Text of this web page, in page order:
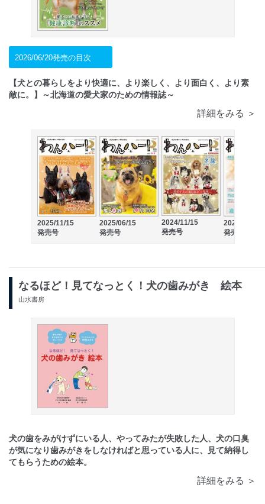
2026/06/20発売の目次
【犬との暮らしをより快適に、より楽しく、より面白く、より素
敵に。】～北海道の愛犬家のための情報誌～
詳細をみる ＞
2025/11/15
発売号
2025/06/15
発売号
2024/11/15
発売号
2024/06/15
発売号
なるほど！見てなっとく！犬の歯みがき 絵本
山水書房
犬の歯をみがけずにいる人、やってみたが失敗した人、犬の口臭
が気になり歯みがきをしなければと思っている人に、見て納得し
てもらうための絵本。
詳細をみる ＞